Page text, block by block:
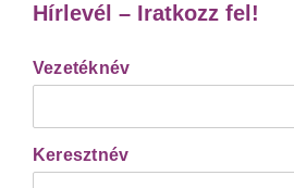
Hírlevél – Iratkozz fel!
Vezetéknév
Keresztnév